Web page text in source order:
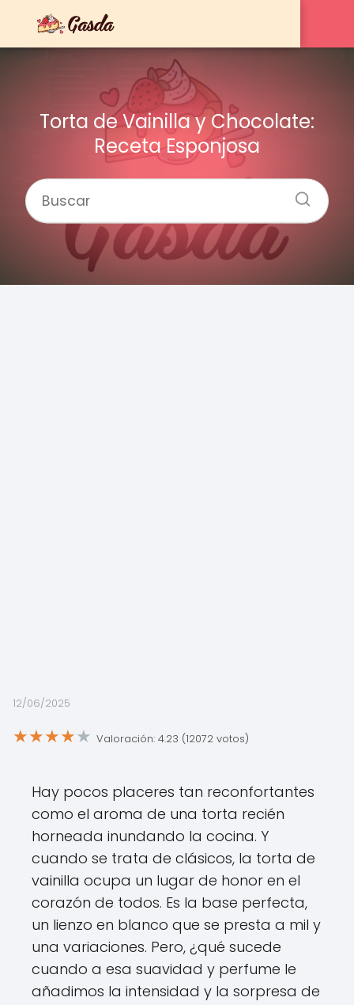
Torta de Vainilla y Chocolate:
Receta Esponjosa
12/06/2025
★★★★★ Valoración: 4.23 (12072 votos)
Hay pocos placeres tan reconfortantes
como el aroma de una torta recién
horneada inundando la cocina. Y
cuando se trata de clásicos, la torta de
vainilla ocupa un lugar de honor en el
corazón de todos. Es la base perfecta,
un lienzo en blanco que se presta a mil y
una variaciones. Pero, ¿qué sucede
cuando a esa suavidad y perfume le
añadimos la intensidad y la sorpresa de